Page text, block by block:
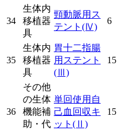
34
生体内
移植器
具
頸動脈用ス
テント (Ⅳ)
6
35
生体内
移植器
具
胃十二指腸
用ステント
(Ⅲ)
15
36
その他
の生体
機能補
助・代
単回使用自
己血回収キ
ット (Ⅱ)
15